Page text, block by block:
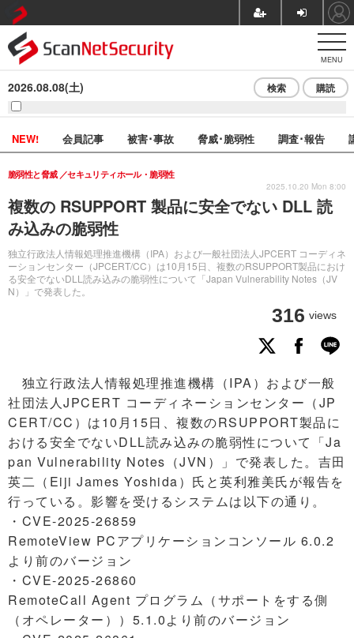
MENU
2026.08.08(土) 検索 購読
NEW! 会員記事 被害･事故 脅威･脆弱性 調査･報告
複数の RSUPPORT 製品に安全でない DLL 読
み込みの脆弱性
独立行政法人情報処理推進機構（IPA）および一般社団法人JPCERT コーディネ
ーションセンター（JPCERT/CC）は10月15日、複数のRSUPPORT製品におけ
る安全でないDLL読み込みの脆弱性について「Japan Vulnerability Notes（JV
N）」で発表した。
脆弱性と脅威 セキュリティホール・脆弱性
316 views
2025.10.20 Mon 8:00
独立行政法人情報処理推進機構（IPA）および一般
社団法人JPCERT コーディネーションセンター（JP
CERT/CC）は10月15日、複数のRSUPPORT製品に
おける安全でないDLL読み込みの脆弱性について「Ja
pan Vulnerability Notes（JVN）」で発表した。吉田
英二（Eiji James Yoshida）氏と英利雅美氏が報告を
行っている。影響を受けるシステムは以下の通り。
・CVE-2025-26859
RemoteView PCアプリケーションコンソール 6.0.2
より前のバージョン
・CVE-2025-26860
RemoteCall Agent プログラム（サポートをする側
（オペレーター））5.1.0より前のバージョン